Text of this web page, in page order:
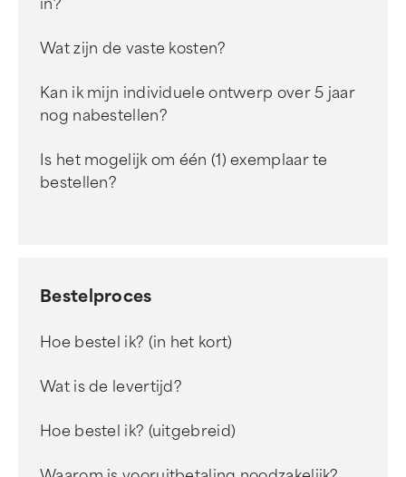
in?
Wat zijn de vaste kosten?
Kan ik mijn individuele ontwerp over 5 jaar
nog nabestellen?
Is het mogelijk om één (1) exemplaar te
bestellen?
Bestelproces
Hoe bestel ik? (in het kort)
Wat is de levertijd?
Hoe bestel ik? (uitgebreid)